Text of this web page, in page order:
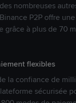
nombreuses
P2P offre
grâce à plus de 70
flexibles
la confiance de
sécurisée